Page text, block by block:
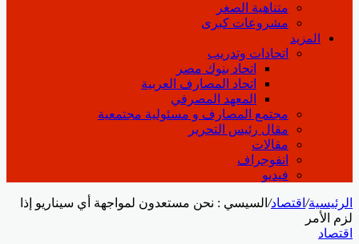
متناهية الصغر
مشروعات كبرى
المزيد
اتحادات وتدريب
اتحاد بنوك مصر
اتحاد المصارف العربية
المعهد المصرفي
مجتمع المصارف و مسئولية مجتمعية
مقال رئيس التحرير
مقالات
انفوجراف
فيديو
الرئيسية/ اقتصاد/ السيسي : نحن مستعدون لمواجهة أي سيناريو إذا
لزم الأمر
اقتصاد